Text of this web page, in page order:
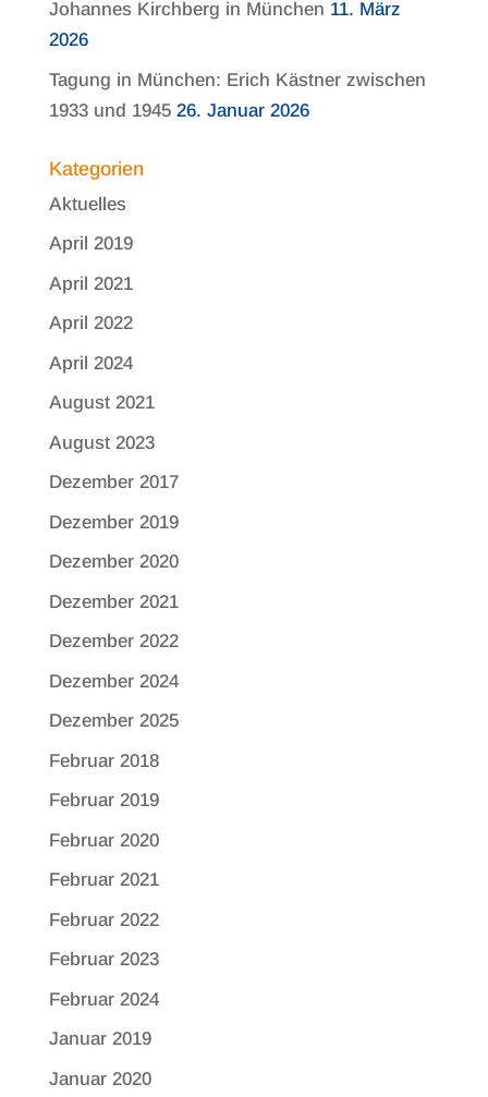
Johannes Kirchberg in München 11. März
2026
Tagung in München: Erich Kästner zwischen
1933 und 1945 26. Januar 2026
Kategorien
Aktuelles
April 2019
April 2021
April 2022
April 2024
August 2021
August 2023
Dezember 2017
Dezember 2019
Dezember 2020
Dezember 2021
Dezember 2022
Dezember 2024
Dezember 2025
Februar 2018
Februar 2019
Februar 2020
Februar 2021
Februar 2022
Februar 2023
Februar 2024
Januar 2019
Januar 2020